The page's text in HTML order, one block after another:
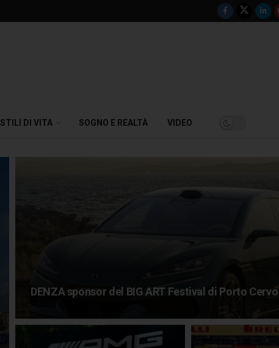
STILI DI VITA SOGNO E REALTÀ VIDEO
DENZA sponsor del BIG ART Festival di Porto Cervo